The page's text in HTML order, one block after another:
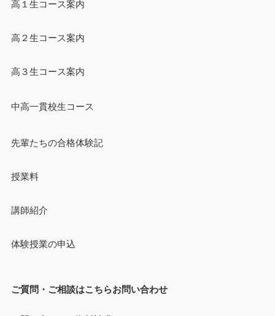
高１生コース案内
高２生コース案内
高３生コース案内
中高一貫校生コース
先輩たちの合格体験記
授業料
講師紹介
体験授業の申込
ご質問・ご相談はこちらお問い合わせ